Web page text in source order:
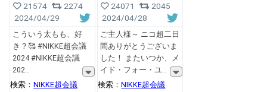
21574
2274
2024/04/29
こういう太もも、好
き？🥰 #NIKKE超会議
2024 #NIKKE超会議
202
検索： NIKKE超会議
24071
2045
2024/04/28
ご主人様～ ニコ超二日
間ありがとうございま
した！ またいつか、メ
イド・フォー・ユ
検索：NIKKE超会議